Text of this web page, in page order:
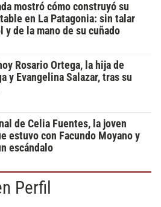
mostró cómo construyó su
en La Patagonia: sin talar
y de la mano de su cuñado
Rosario Ortega, la hija de
y Evangelina Salazar, tras su
de Celia Fuentes, la joven
estuvo con Facundo Moyano y
escándalo
Perfil